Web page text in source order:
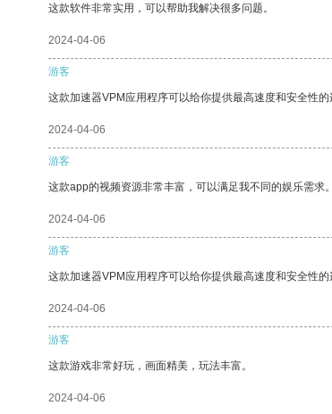
这款软件非常实用，可以帮助我解决很多问题。
2024-04-06
游客
这款加速器VPM应用程序可以给你提供最高速度和安全性的
2024-04-06
游客
这款app的视频资源非常丰富，可以满足我不同的娱乐需求。
2024-04-06
游客
这款加速器VPM应用程序可以给你提供最高速度和安全性的
2024-04-06
游客
这款游戏非常好玩，画面精美，玩法丰富。
2024-04-06